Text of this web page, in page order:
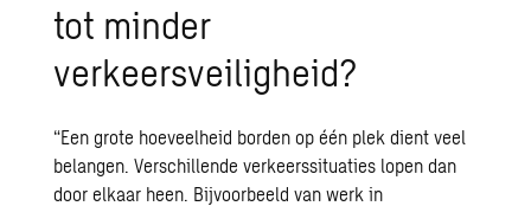
tot minder
verkeersveiligheid?
“Een grote hoeveelheid borden op één plek dient veel
belangen. Verschillende verkeerssituaties lopen dan
door elkaar heen. Bijvoorbeeld vanwerk in